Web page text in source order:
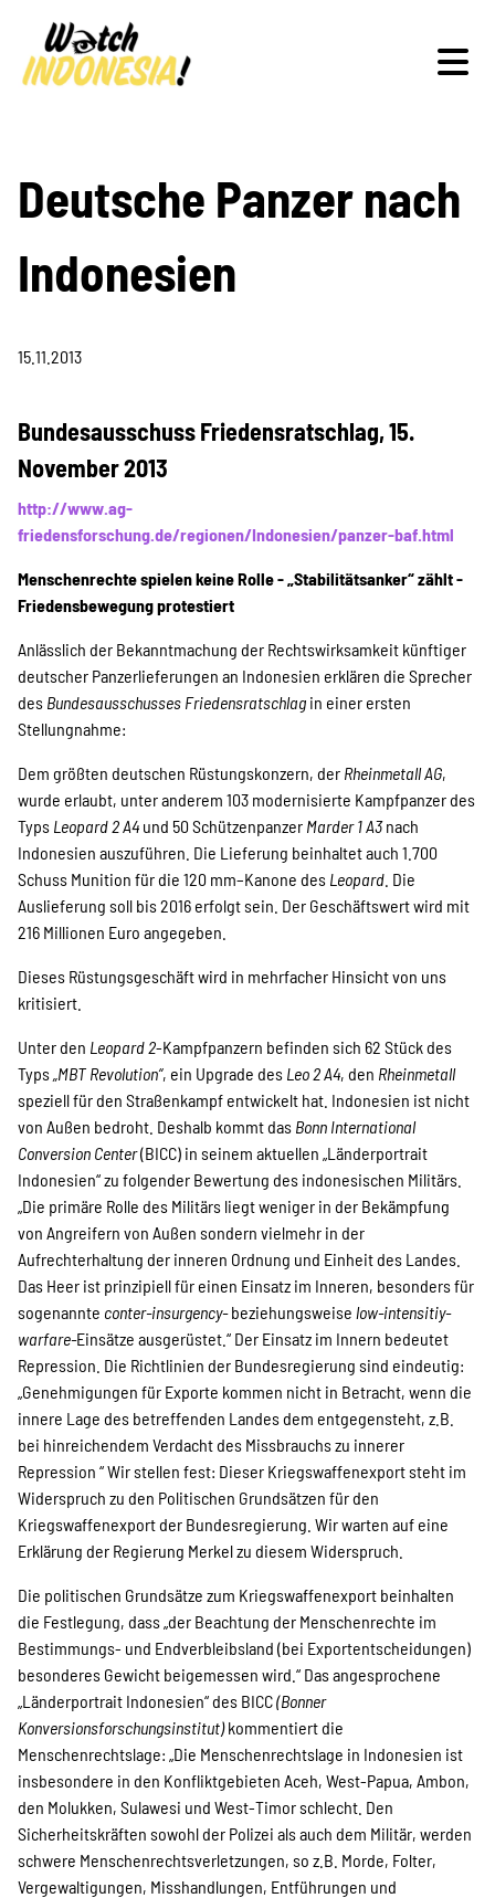
Schwerpunkte
Veranstaltungen
Publikationen
Kampagne
Stellenangebote
Werde Mitglied
Newsletter abonnieren
SPENDEN
Über uns
Transparenz
Kontakt
english
Indonesian
Suche
Deutsche Panzer nach
Indonesien
15.11.2013
Bundesausschuss Friedensratschlag, 15.
November 2013
http://www.ag-
friedensforschung.de/regionen/Indonesien/panzer-baf.html
Menschenrechte spielen keine Rolle - „Stabilitätsanker“ zählt -
Friedensbewegung protestiert
Anlässlich der Bekanntmachung der Rechtswirksamkeit künftiger
deutscher Panzerlieferungen an Indonesien erklären die Sprecher
des Bundesausschusses Friedensratschlag in einer ersten
Stellungnahme:
Dem größten deutschen Rüstungskonzern, der Rheinmetall AG,
wurde erlaubt, unter anderem 103 modernisierte Kampfpanzer des
Typs Leopard 2 A4 und 50 Schützenpanzer Marder 1 A3nach
Indonesien auszuführen. Die Lieferung beinhaltet auch 1.700
Schuss Munition für die 120 mm–Kanone des Leopard . Die
Auslieferung soll bis 2016 erfolgt sein. Der Geschäftswert wird mit
216 Millionen Euro angegeben.
Dieses Rüstungsgeschäft wird in mehrfacher Hinsicht von uns
kritisiert.
Unter den Leopard 2-Kampfpanzern befinden sich 62 Stück des
Typs„MBT Revolution“, ein Upgrade des Leo 2 A4, den Rheinmetall
speziell für den Straßenkampf entwickelt hat. Indonesien ist nicht
von Außen bedroht. Deshalb kommt das Bonn International
Conversion Center(BICC) in seinem aktuellen „Länderportrait
Indonesien“ zu folgender Bewertung des indonesischen Militärs.
„Die primäre Rolle des Militärs liegt weniger in der Bekämpfung
von Angreifern von Außen sondern vielmehr in der
Aufrechterhaltung der inneren Ordnung und Einheit des Landes.
Das Heer ist prinzipiell für einen Einsatz im Inneren, besonders für
sogenannte conter-insurgency-beziehungsweise low-intensitiy-
warfare-Einsätze ausgerüstet.“ Der Einsatz im Innern bedeutet
Repression. Die Richtlinien der Bundesregierung sind eindeutig:
„Genehmigungen für Exporte kommen nicht in Betracht, wenn die
innere Lage des betreffenden Landes dem entgegensteht, z.B.
bei hinreichendem Verdacht des Missbrauchs zu innerer
Repression “ Wir stellen fest: Dieser Kriegswaffenexport steht im
Widerspruch zu den Politischen Grundsätzen für den
Kriegswaffenexport der Bundesregierung. Wir warten auf eine
Erklärung der Regierung Merkel zu diesem Widerspruch.
Die politischen Grundsätze zum Kriegswaffenexport beinhalten
die Festlegung, dass „der Beachtung der Menschenrechte im
Bestimmungs- und Endverbleibsland (bei Exportentscheidungen)
besonderes Gewicht beigemessen wird.“ Das angesprochene
„Länderportrait Indonesien“ des BICC(Bonner
Konversionsforschungsinstitut)kommentiert die
Menschenrechtslage: „Die Menschenrechtslage in Indonesien ist
insbesondere in den Konfliktgebieten Aceh, West-Papua, Ambon,
den Molukken, Sulawesi und West-Timor schlecht. Den
Sicherheitskräften sowohl der Polizei als auch dem Militär, werden
schwere Menschenrechtsverletzungen, so z.B. Morde, Folter,
Vergewaltigungen, Misshandlungen, Entführungen und